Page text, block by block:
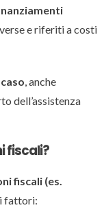
e riferiti a costi
, anche
dell’assistenza
fiscali?
fiscali (es.
fattori: